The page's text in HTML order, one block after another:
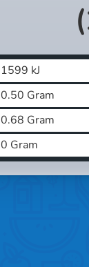
(
1599 kJ
0.50 Gram
0.68 Gram
0 Gram